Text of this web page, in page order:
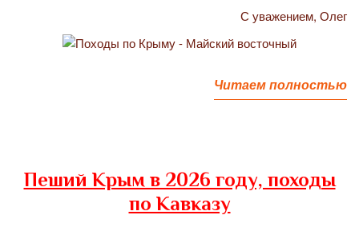
С уважением, Олег
Читаем полностью
Пеший Крым в 2026 году, походы
по Кавказу